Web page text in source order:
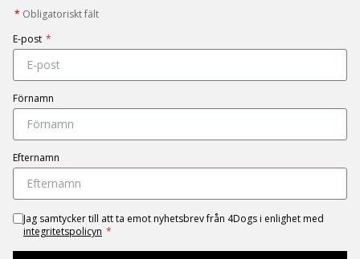
* Obligatoriskt fält
E-post *
Förnamn
Efternamn
Jag samtycker till att ta emot nyhetsbrev från 4Dogs i enlighet med
integritetspolicyn *